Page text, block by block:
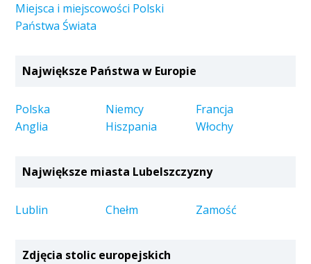
Miejsca i miejscowości Polski
Państwa Świata
Największe Państwa w Europie
Polska Niemcy
Francja
Anglia
Hiszpania Włochy
Największe miasta Lubelszczyzny
Lublin Chełm Zamość
Zdjęcia stolic europejskich